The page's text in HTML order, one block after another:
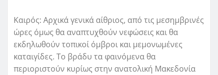
Καιρός: Αρχικά γενικά αίθριος, από τις μεσημβρινές
ώρες όμως θα αναπτυχθούν νεφώσεις και θα
εκδηλωθούν τοπικοί όμβροι και μεμονωμένες
καταιγίδες. Το βράδυ τα φαινόμενα θα
περιοριστούν κυρίως στην ανατολική Μακεδονία